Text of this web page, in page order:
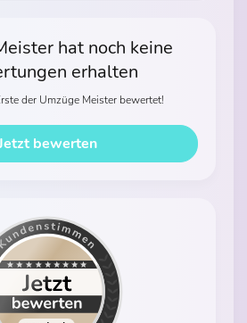
hat noch keine
erhalten
der Umzüge Meister bewertet!
bewerten